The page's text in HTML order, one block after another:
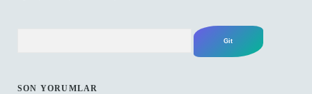
SON YORUMLAR